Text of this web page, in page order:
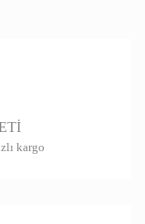
kargo